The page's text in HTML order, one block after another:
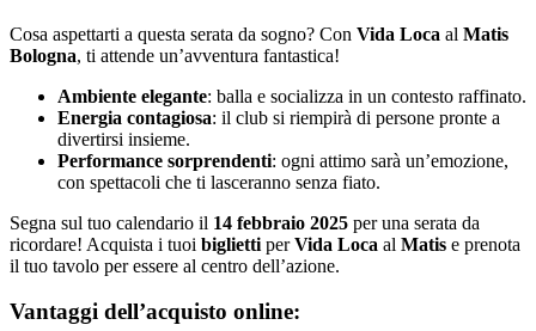
Cosa aspettarti a questa serata da sogno? Con Vida Loca al Matis
Bologna, ti attende un’avventura fantastica!
Ambiente elegante: balla e socializza in un contesto raffinato.
Energia contagiosa: il club si riempirà di persone pronte a
divertirsi insieme.
Performance sorprendenti: ogni attimo sarà un’emozione,
con spettacoli che ti lasceranno senza fiato.
Segna sul tuo calendario il 14 febbraio 2025 per una serata da
ricordare! Acquista i tuoi biglietti perVida Loca al Matis e prenota
il tuo tavolo per essere al centro dell’azione.
Vantaggi dell’acquisto online: